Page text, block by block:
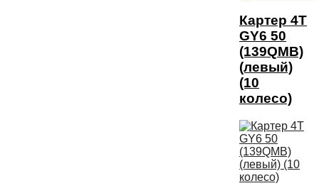
Картер 4T
GY6 50
(139QMB)
(левый)
(10
колесо)